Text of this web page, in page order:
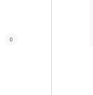
0